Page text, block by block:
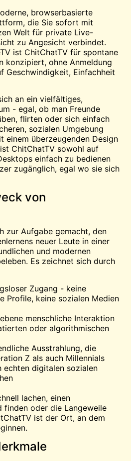
browserbasierte
die Sie sofort mit
Welt für private Live-
zu Angesicht verbindet.
ist ChitChatTV für spontane
konzipiert, ohne Anmeldung
Geschwindigkeit, Einfachheit
an ein vielfältiges,
- egal, ob man Freunde
flirten oder sich einfach
sozialen Umgebung
einem überzeugenden Design
ChitChatTV sowohl auf
einfach zu bedienen
zugänglich, egal wo sie sich
von
zur Aufgabe gemacht, den
neuer Leute in einer
und modernen
Es zeichnet sich durch
Zugang - keine
Profile, keine sozialen Medien
menschliche Interaktion
oder algorithmischen
Ausstrahlung, die
Z als auch Millennials
echten digitalen sozialen
lachen, einen
finden oder die Langeweile
ist der Ort, an dem